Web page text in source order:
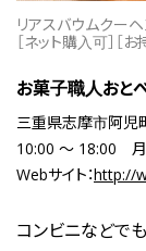
リアスバウムクー
［ネット購入可］［お
お菓子職人おと
三重県志摩市阿児
10:00 ～ 18:00
Webサイト：http://
コンビニなどで